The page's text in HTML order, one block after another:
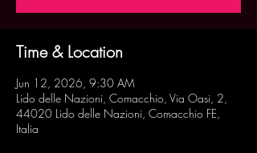
Time & Location
Jun 12, 2026, 9:30 AM
Lido delle Nazioni, Comacchio, Via Oasi, 2,
44020 Lido delle Nazioni, Comacchio FE,
Italia